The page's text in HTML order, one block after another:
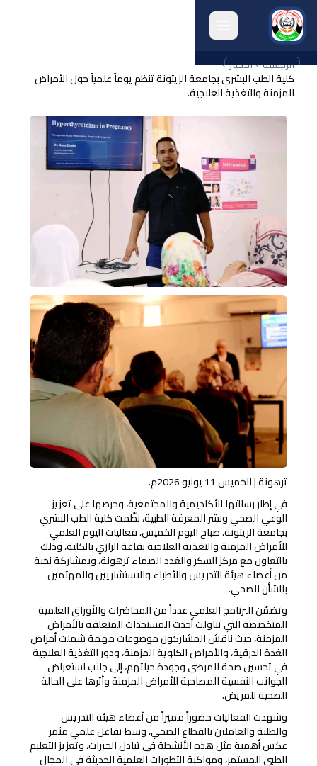
english
البرامج
البحث
الخريجون
أنشطة الجامعة
تسجيل الدخول
الرئيسية الأخبار
كلية الطب البشري بجامعة الزيتونة تنظم يوماً علمياً حول الأمراض
المزمنة والتغذية العلاجية.
ترهونة | الخميس 11 يونيو 2026م.
في إطار رسالتها الأكاديمية والمجتمعية، وحرصها على تعزيز
الوعي الصحي ونشر المعرفة الطبية، نظّمت كلية الطب البشري
بجامعة الزيتونة، صباح اليوم الخميس، فعاليات اليوم العلمي
للأمراض المزمنة والتغذية العلاجية بقاعة الرازي بالكلية، وذلك
بالتعاون مع مركز السكر والغدد الصماء ترهونة، وبمشاركة نخبة
من أعضاء هيئة التدريس والأطباء والاستشاريين والمهتمين
بالشأن الصحي.
وتضمّن البرنامج العلمي عدداً من المحاضرات والأوراق العلمية
المتخصصة التي تناولت أحدث المستجدات المتعلقة بالأمراض
المزمنة، حيث ناقش المشاركون موضوعات مهمة شملت أمراض
الغدة الدرقية، والأمراض الكلوية المزمنة، ودور التغذية العلاجية
في تحسين صحة المرضى وجودة حياتهم، إلى جانب استعراض
الجوانب النفسية المصاحبة للأمراض المزمنة وأثرها على الحالة
الصحية للمريض.
وشهدت الفعاليات حضوراً مميزاً من أعضاء هيئة التدريس
والطلبة والعاملين بالقطاع الصحي، وسط تفاعل علمي مثمر
عكس أهمية مثل هذه الأنشطة في تبادل الخبرات، وتعزيز التعليم
الطبي المستمر، ومواكبة التطورات العلمية الحديثة في المجال